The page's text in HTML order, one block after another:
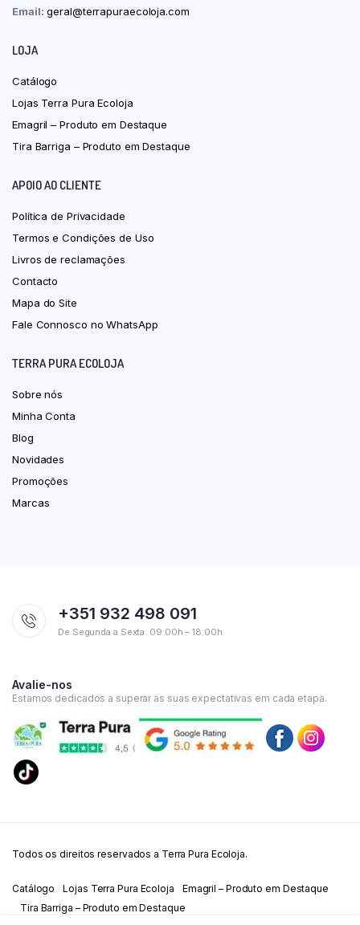
Email: geral@terrapuraecoloja.com
LOJA
Catálogo
Lojas Terra Pura Ecoloja
Emagril – Produto em Destaque
Tira Barriga – Produto em Destaque
APOIO AO CLIENTE
Política de Privacidade
Termos e Condições de Uso
Livros de reclamações
Contacto
Mapa do Site
Fale Connosco no WhatsApp
TERRA PURA ECOLOJA
Sobre nós
Minha Conta
Blog
Novidades
Promoções
Marcas
+351 932 498 091
De Segunda a Sexta: 09:00h – 18:00h
Avalie-nos
Estamos dedicados a superar as suas expectativas em cada etapa.
Todos os direitos reservados a Terra Pura Ecoloja.
Catálogo Lojas Terra Pura Ecoloja
Emagril – Produto em Destaque
Tira Barriga – Produto em Destaque